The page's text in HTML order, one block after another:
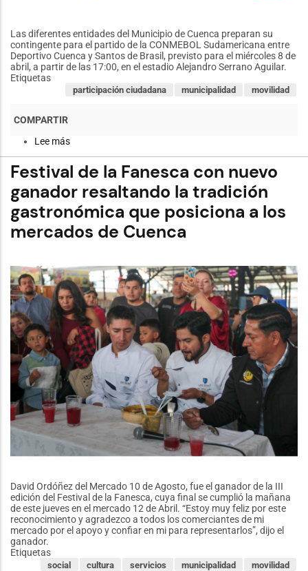
Las diferentes entidades del Municipio de Cuenca preparan su
contingente para el partido de la CONMEBOL Sudamericana entre
Deportivo Cuenca y Santos de Brasil, previsto para el miércoles 8 de
abril, a partir de las 17:00, en el estadio Alejandro Serrano Aguilar.
Etiquetas
movilidad
municipalidad
participación ciudadana
Lee más
Operativo
de
para
el
partido
entre
Deportivo
Santos
por
la
Sudamericana
Festival de la Fanesca con nuevo
ganador resaltando la tradición
gastronómica que posiciona a los
mercados de Cuenca
David Ordóñez del Mercado 10 de Agosto, fue el ganador de la III
edición del Festival de la Fanesca, cuya final se cumplió la mañana
de este jueves en el mercado 12 de Abril. “Estoy muy feliz por este
reconocimiento y agradezco a todos los comerciantes de mi
mercado por el apoyo y confiar en mi para representarlos”, dijo el
ganador.
Etiquetas
movilidad
municipalidad
servicios
cultura
social